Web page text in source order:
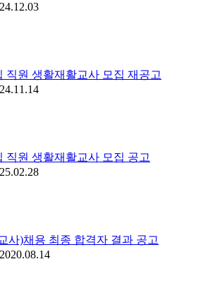
직원 생활재활교사 모집 재공고
직원 생활재활교사 모집 공고
사)채용 최종 합격자 결과 공고
2020.08.14